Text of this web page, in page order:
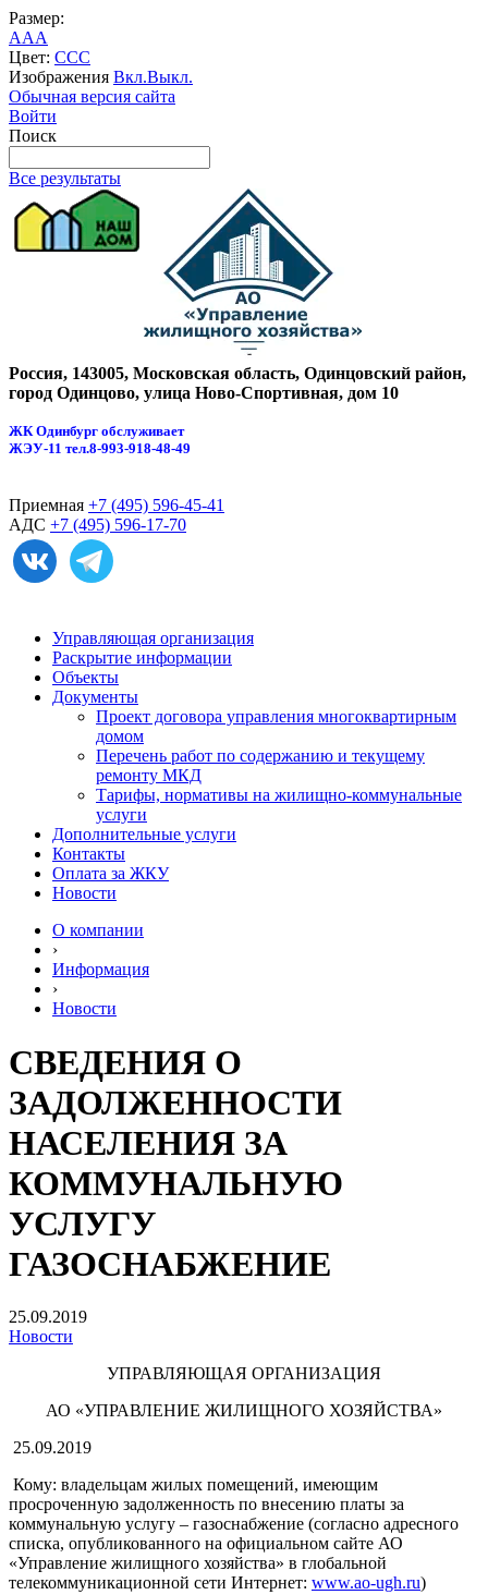
Размер:
AAA
Цвет: CCC
Изображения Вкл.Выкл.
Обычная версия сайта
Войти
Поиск
Все результаты
Россия, 143005, Московская область, Одинцовский район,
город Одинцово, улица Ново-Спортивная, дом 10
ЖК Одинбург обслуживает
ЖЭУ-11 тел.8-993-918-48-49
Приемная +7 (495) 596-45-41
АДС +7 (495) 596-17-70
Управляющая организация
Раскрытие информации
Объекты
Документы
Проект договора управления многоквартирным
домом
Перечень работ по содержанию и текущему
ремонту МКД
Тарифы, нормативы на жилищно-коммунальные
услуги
Дополнительные услуги
Контакты
Оплата за ЖКУ
Новости
О компании
›
Информация
›
Новости
СВЕДЕНИЯ О
ЗАДОЛЖЕННОСТИ
НАСЕЛЕНИЯ ЗА
КОММУНАЛЬНУЮ
УСЛУГУ
ГАЗОСНАБЖЕНИЕ
25.09.2019
Новости
УПРАВЛЯЮЩАЯ ОРГАНИЗАЦИЯ
АО «УПРАВЛЕНИЕ ЖИЛИЩНОГО ХОЗЯЙСТВА»
25.09.2019
Кому: владельцам жилых помещений, имеющим
просроченную задолженность по внесению платы за
коммунальную услугу – газоснабжение (согласно адресного
списка, опубликованного на официальном сайте АО
«Управление жилищного хозяйства» в глобальной
телекоммуникационной сети Интернет: www.ao-ugh.ru)